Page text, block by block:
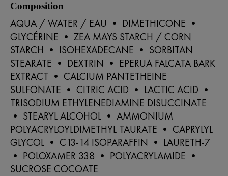
Composition
AQUA / WATER / EAU • DIMETHICONE •
GLYCÉRINE • ZEA MAYS STARCH / CORN
STARCH • ISOHEXADECANE • SORBITAN
STEARATE • DEXTRIN • EPERUA FALCATA BARK
EXTRACT • CALCIUM PANTETHEINE
SULFONATE • CITRIC ACID • LACTIC ACID •
TRISODIUM ETHYLENEDIAMINE DISUCCINATE
• STEARYL ALCOHOL • AMMONIUM
POLYACRYLOYLDIMETHYL TAURATE • CAPRYLYL
GLYCOL • C13-14 ISOPARAFFIN • LAURETH-7
• POLOXAMER 338 • POLYACRYLAMIDE •
SUCROSE COCOATE